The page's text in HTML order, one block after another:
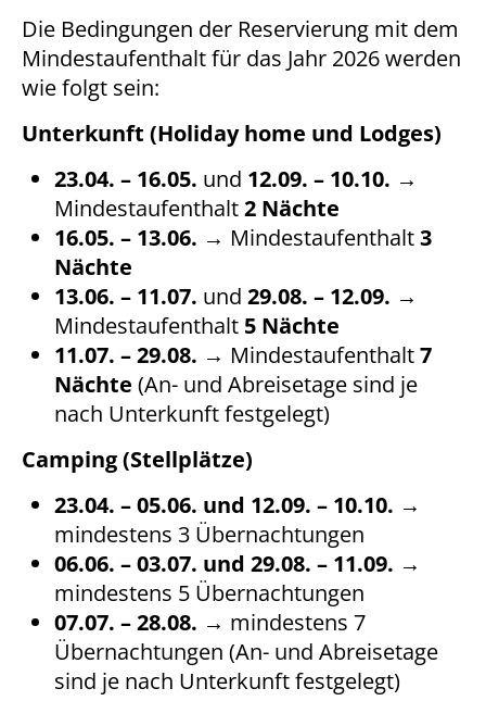
Die Bedingungen der Reservierung mit dem
Mindestaufenthalt für das Jahr 2026 werden
wie folgt sein:
Unterkunft (Holiday home und Lodges)
23.04. – 16.05. und 12.09. – 10.10. →
Mindestaufenthalt2 Nächte
16.05. – 13.06. → Mindestaufenthalt3
Nächte
13.06. – 11.07. und 29.08. – 12.09. →
Mindestaufenthalt 5 Nächte
11.07. – 29.08. → Mindestaufenthalt7
Nächte (An- und Abreisetage sind je
nach Unterkunft festgelegt)
Camping (Stellplätze)
23.04. – 05.06. und 12.09. – 10.10. →
mindestens 3 Übernachtungen
06.06. – 03.07. und 29.08. – 11.09. →
mindestens 5 Übernachtungen
07.07. – 28.08. → mindestens 7
Übernachtungen (An- und Abreisetage
sind je nach Unterkunft festgelegt)